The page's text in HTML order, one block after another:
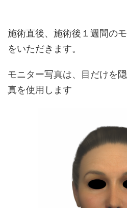
施術直後、施術後１週間の
をいただきます。
モニター写真は、目だけを
真を使用します